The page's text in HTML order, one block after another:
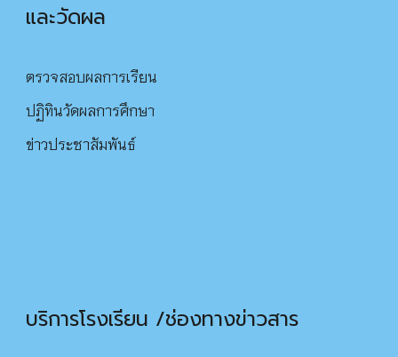
และวัดผล
ตรวจสอบผลการเรียน
ปฏิทินวัดผลการศึกษา
ข่าวประชาสัมพันธ์
บริการโรงเรียน /ช่องทางข่าวสาร